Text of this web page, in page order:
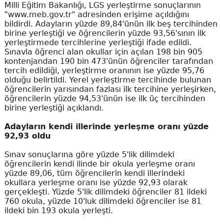
Milli Eğitim Bakanlığı, LGS yerleştirme sonuçlarının
"www.meb.gov.tr" adresinden erişime açıldığını
bildirdi. Adayların yüzde 89,84'ünün ilk beş tercihinden
birine yerleştiği ve öğrencilerin yüzde 93,56'sının ilk
yerleştirmede tercihlerine yerleştiği ifade edildi.
Sınavla öğrenci alan okullar için açılan 198 bin 905
kontenjandan 190 bin 473'ünün öğrenciler tarafından
tercih edildiği, yerleştirme oranının ise yüzde 95,76
olduğu belirtildi. Yerel yerleştirme tercihinde bulunan
öğrencilerin yarısından fazlası ilk tercihine yerleşirken,
öğrencilerin yüzde 94,53'ünün ise ilk üç tercihinden
birine yerleştiği açıklandı.
Adayların kendi illerinde yerleşme oranı yüzde
92,93 oldu
Sınav sonuçlarına göre yüzde 5'lik dilimdeki
öğrencilerin kendi ilinde bir okula yerleşme oranı
yüzde 89,06, tüm öğrencilerin kendi illerindeki
okullara yerleşme oranı ise yüzde 92,93 olarak
gerçekleşti. Yüzde 5'lik dilimdeki öğrenciler 81 ildeki
760 okula, yüzde 10'luk dilimdeki öğrenciler ise 81
ildeki bin 193 okula yerleşti.